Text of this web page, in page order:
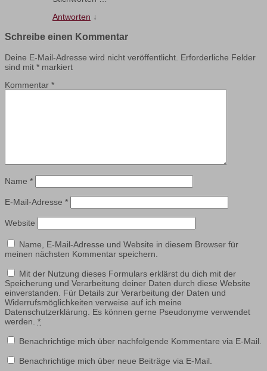
Antworten ↓
Schreibe einen Kommentar
Deine E-Mail-Adresse wird nicht veröffentlicht. Erforderliche Felder
sind mit * markiert
Kommentar *
Name *
E-Mail-Adresse *
Website
Name, E-Mail-Adresse und Website in diesem Browser für
meinen nächsten Kommentar speichern.
Mit der Nutzung dieses Formulars erklärst du dich mit der
Speicherung und Verarbeitung deiner Daten durch diese Website
einverstanden. Für Details zur Verarbeitung der Daten und
Widerrufsmöglichkeiten verweise auf ich meine
Datenschutzerklärung. Es können gerne Pseudonyme verwendet
werden. *
Benachrichtige mich über nachfolgende Kommentare via E-Mail.
Benachrichtige mich über neue Beiträge via E-Mail.